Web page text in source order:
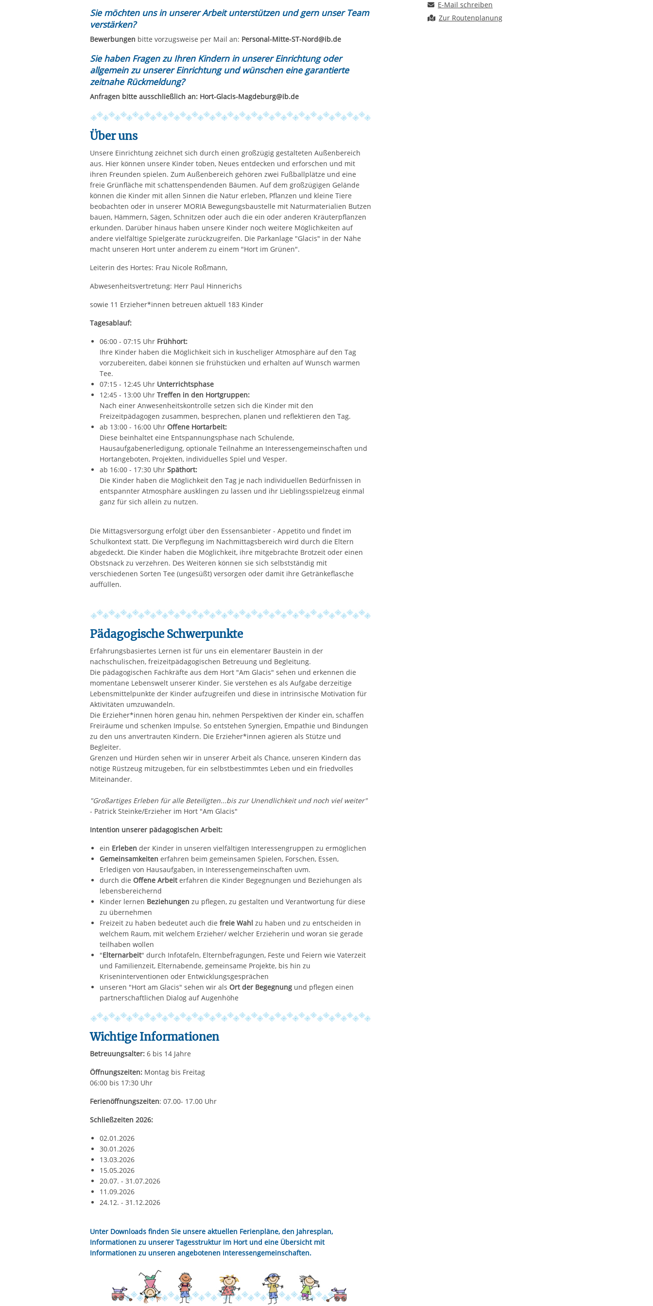
Sie möchten uns in unserer Arbeit unterstützen und gern unser Team
verstärken?
Bewerbungen bitte vorzugsweise per Mail an: Personal-Mitte-ST-Nord@ib.de
Sie haben Fragen zu Ihren Kindern in unserer Einrichtung oder
allgemein zu unserer Einrichtung und wünschen eine garantierte
zeitnahe Rückmeldung?
Anfragen bitte ausschließlich an: Hort-Glacis-Magdeburg@ib.de
Über uns
Unsere Einrichtung zeichnet sich durch einen großzügig gestalteten Außenbereich
aus. Hier können unsere Kinder toben, Neues entdecken und erforschen und mit
ihren Freunden spielen. Zum Außenbereich gehören zwei Fußballplätze und eine
freie Grünfläche mit schattenspendenden Bäumen. Auf dem großzügigen Gelände
können die Kinder mit allen Sinnen die Natur erleben, Pflanzen und kleine Tiere
beobachten oder in unserer MORIA Bewegungsbaustelle mit Naturmaterialien Butzen
bauen, Hämmern, Sägen, Schnitzen oder auch die ein oder anderen Kräuterpflanzen
erkunden. Darüber hinaus haben unsere Kinder noch weitere Möglichkeiten auf
andere vielfältige Spielgeräte zurückzugreifen. Die Parkanlage "Glacis" in der Nähe
macht unseren Hort unter anderem zu einem "Hort im Grünen".
Leiterin des Hortes: Frau Nicole Roßmann,
Abwesenheitsvertretung: Herr Paul Hinnerichs
sowie 11 Erzieher*innen betreuen aktuell 183 Kinder
Tagesablauf:
06:00 - 07:15 Uhr Frühhort:
Ihre Kinder haben die Möglichkeit sich in kuscheliger Atmosphäre auf den Tag
vorzubereiten, dabei können sie frühstücken und erhalten auf Wunsch warmen
Tee.
07:15 - 12:45 Uhr Unterrichtsphase
12:45 - 13:00 Uhr Treffen in den Hortgruppen:
Nach einer Anwesenheitskontrolle setzen sich die Kinder mit den
Freizeitpädagogen zusammen, besprechen, planen und reflektieren den Tag.
ab 13:00 - 16:00 Uhr Offene Hortarbeit:
Diese beinhaltet eine Entspannungsphase nach Schulende,
Hausaufgabenerledigung, optionale Teilnahme an Interessengemeinschaften und
Hortangeboten, Projekten, individuelles Spiel und Vesper.
ab 16:00 - 17:30 Uhr Späthort:
Die Kinder haben die Möglichkeit den Tag je nach individuellen Bedürfnissen in
entspannter Atmosphäre ausklingen zu lassen und ihr Lieblingsspielzeug einmal
ganz für sich allein zu nutzen.
Die Mittagsversorgung erfolgt über den Essensanbieter - Appetito und findet im
Schulkontext statt. Die Verpflegung im Nachmittagsbereich wird durch die Eltern
abgedeckt. Die Kinder haben die Möglichkeit, ihre mitgebrachte Brotzeit oder einen
Obstsnack zu verzehren. Des Weiteren können sie sich selbstständig mit
verschiedenen Sorten Tee (ungesüßt) versorgen oder damit ihre Getränkeflasche
auffüllen.
Pädagogische Schwerpunkte
Erfahrungsbasiertes Lernen ist für uns ein elementarer Baustein in der
nachschulischen, freizeitpädagogischen Betreuung und Begleitung.
Die pädagogischen Fachkräfte aus dem Hort "Am Glacis" sehen und erkennen die
momentane Lebenswelt unserer Kinder. Sie verstehen es als Aufgabe derzeitige
Lebensmittelpunkte der Kinder aufzugreifen und diese in intrinsische Motivation für
Aktivitäten umzuwandeln.
Die Erzieher*innen hören genau hin, nehmen Perspektiven der Kinder ein, schaffen
Freiräume und schenken Impulse. So entstehen Synergien, Empathie und Bindungen
zu den uns anvertrauten Kindern. Die Erzieher*innen agieren als Stütze und
Begleiter.
Grenzen und Hürden sehen wir in unserer Arbeit als Chance, unseren Kindern das
nötige Rüstzeug mitzugeben, für ein selbstbestimmtes Leben und ein friedvolles
Miteinander.
"Großartiges Erleben für alle Beteiligten...bis zur Unendlichkeit und noch viel weiter"
- Patrick Steinke/Erzieher im Hort "Am Glacis"
Intention unserer pädagogischen Arbeit:
ein Erleben der Kinder in unseren vielfältigen Interessengruppen zu ermöglichen
Gemeinsamkeiten erfahren beim gemeinsamen Spielen, Forschen, Essen,
Erledigen von Hausaufgaben, in Interessengemeinschaften uvm.
durch die Offene Arbeiterfahren die Kinder Begegnungen und Beziehungen als
lebensbereichernd
Kinder lernen Beziehungen zu pflegen, zu gestalten und Verantwortung für diese
zu übernehmen
Freizeit zu haben bedeutet auch die freie Wahl zu haben und zu entscheiden in
welchem Raum, mit welchem Erzieher/ welcher Erzieherin und woran sie gerade
teilhaben wollen
"Elternarbeit" durch Infotafeln, Elternbefragungen, Feste und Feiern wie Vaterzeit
und Familienzeit, Elternabende, gemeinsame Projekte, bis hin zu
Kriseninterventionen oder Entwicklungsgesprächen
unseren "Hort am Glacis" sehen wir als Ort der Begegnungund pflegen einen
partnerschaftlichen Dialog auf Augenhöhe
Wichtige Informationen
Betreuungsalter:6 bis 14 Jahre
Öffnungszeiten:Montag bis Freitag
06:00 bis 17:30 Uhr
Ferienöffnungszeiten: 07.00- 17.00 Uhr
Schließzeiten 2026:
02.01.2026
30.01.2026
13.03.2026
15.05.2026
20.07. - 31.07.2026
11.09.2026
24.12. - 31.12.2026
Unter Downloads finden Sie unsere aktuellen Ferienpläne, den Jahresplan,
Informationen zu unserer Tagesstruktur im Hort und eine Übersicht mit
Informationen zu unseren angebotenen Interessengemeinschaften.
E-Mail an Hort "Am Glacis"
E-Mail schreiben
Route planen
Zur Routenplanung